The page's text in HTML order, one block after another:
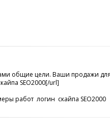
общие цели. Ваши продажи
SEO2000[/url]
работ логин скайпа SEO2000